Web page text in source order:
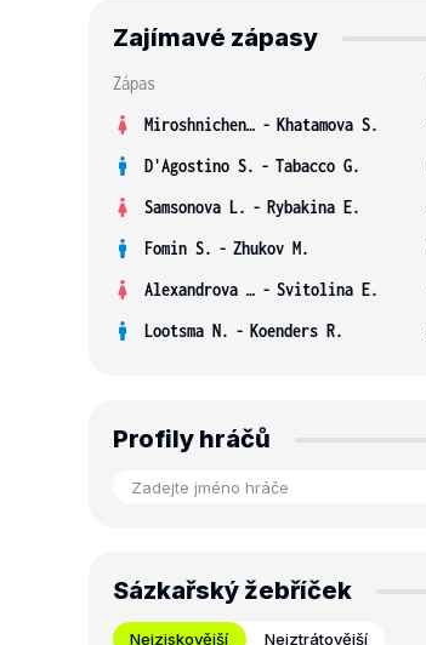
Zajímavé zápasy
Zápas
Miroshnichenko V. - Khatamova S.
D'Agostino S. - Tabacco G.
Samsonova L. - Rybakina E.
Fomin S. - Zhukov M.
Alexandrova E. - Svitolina E.
Lootsma N. - Koenders R.
Profily hráčů
Sázkařský žebříček
Nejziskovější Nejztrátovější